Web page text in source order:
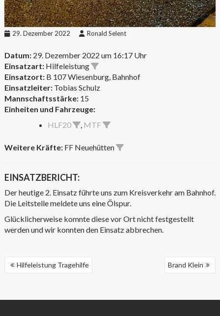
29. Dezember 2022 Ronald Selent
Datum:29. Dezember 2022 um 16:17 Uhr
Einsatzart:Hilfeleistung
Einsatzort:B 107 Wiesenburg, Bahnhof
Einsatzleiter:Tobias Schulz
Mannschaftsstärke:15
Einheiten und Fahrzeuge:
HLF20
, MTF
Weitere Kräfte:FF Neuehütten
EINSATZBERICHT:
Der heutige 2. Einsatz führte uns zum Kreisverkehr am Bahnhof.
Die Leitstelle meldete uns eine Ölspur.
Glücklicherweise komnte diese vor Ort nicht festgestellt
werden und wir konnten den Einsatz abbrechen.
BEITRAGSNAVIGATION
Hilfeleistung Tragehilfe Brand Klein